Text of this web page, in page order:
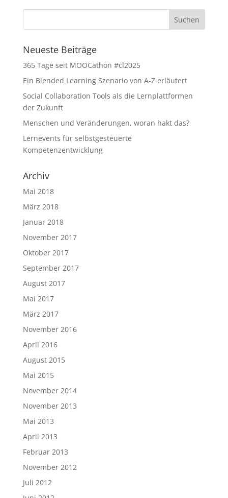
Neueste Beiträge
365 Tage seit MOOCathon #cl2025
Ein Blended Learning Szenario von A-Z erläutert
Social Collaboration Tools als die Lernplattformen
der Zukunft
Menschen und Veränderungen, woran hakt das?
Lernevents für selbstgesteuerte
Kompetenzentwicklung
Archiv
Mai 2018
März 2018
Januar 2018
November 2017
Oktober 2017
September 2017
August 2017
Mai 2017
März 2017
November 2016
April 2016
August 2015
Mai 2015
November 2014
November 2013
Mai 2013
April 2013
Februar 2013
November 2012
Juli 2012